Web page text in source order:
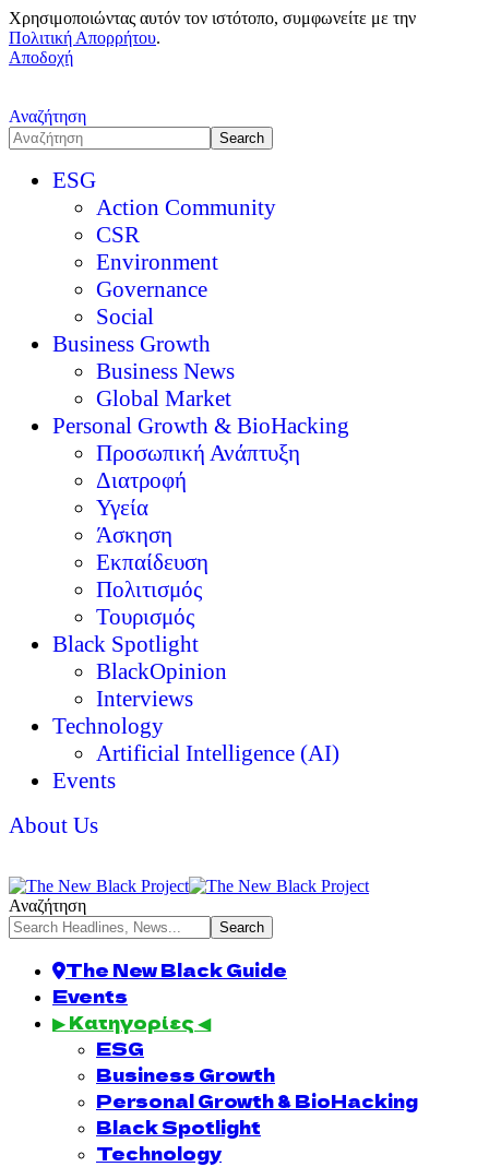
Χρησιμοποιώντας αυτόν τον ιστότοπο, συμφωνείτε με την
Πολιτική Απορρήτου.
Αποδοχή
Αναζήτηση
ESG
Action Community
CSR
Environment
Governance
Social
Business Growth
Business News
Global Market
Personal Growth & BioHacking
Προσωπική Ανάπτυξη
Διατροφή
Υγεία
Άσκηση
Εκπαίδευση
Πολιτισμός
Τουρισμός
Black Spotlight
BlackOpinion
Interviews
Technology
Artificial Intelligence (AI)
Events
About Us
Αναζήτηση
The New Black Guide
Events
▶ Κατηγορίες ◀
ESG
Business Growth
Personal Growth & BioHacking
Black Spotlight
Technology